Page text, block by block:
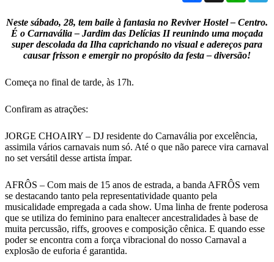
Neste sábado, 28, tem baile à fantasia no Reviver Hostel – Centro.
É o Carnavália – Jardim das Delícias II reunindo uma moçada
super descolada da Ilha caprichando no visual e adereços para
causar frisson e emergir no propósito da festa – diversão!
Começa no final de tarde, às 17h.
Confiram as atrações:
JORGE CHOAIRY – DJ residente do Carnavália por excelência,
assimila vários carnavais num só. Até o que não parece vira carnaval
no set versátil desse artista ímpar.
AFRÔS – Com mais de 15 anos de estrada, a banda AFRÔS vem
se destacando tanto pela representatividade quanto pela
musicalidade empregada a cada show. Uma linha de frente poderosa
que se utiliza do feminino para enaltecer ancestralidades à base de
muita percussão, riffs, grooves e composição cênica. E quando esse
poder se encontra com a força vibracional do nosso Carnaval a
explosão de euforia é garantida.